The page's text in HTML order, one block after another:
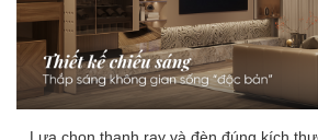
Lựa chọn thanh ray và đèn đúng kích